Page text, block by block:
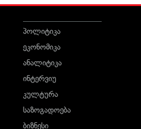
პოლიტიკა
ეკონომიკა
ანალიტიკა
ინტერვიუ
კულტურა
საზოგადოება
ბიზნესი